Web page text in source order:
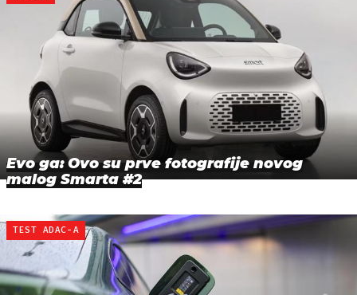
Evo ga: Ovo su prve fotografije novog
malog Smarta #2
TEST ADAC-A